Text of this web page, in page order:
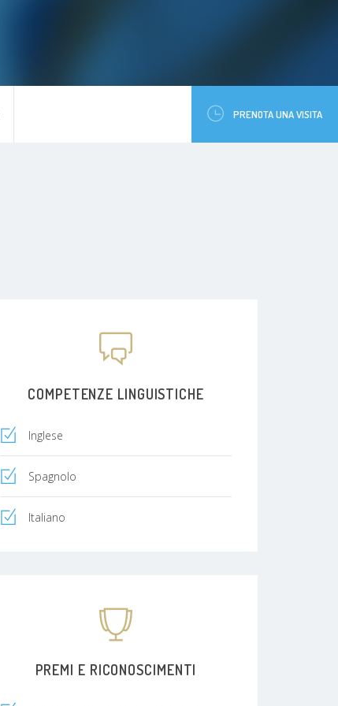
PRENOTA UNA VISITA
COMPETENZE LINGUISTICHE
Inglese
Spagnolo
Italiano
PREMI E RICONOSCIMENTI